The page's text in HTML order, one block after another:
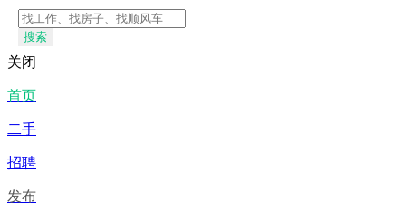
搜索
关闭
首页
二手
招聘
发布